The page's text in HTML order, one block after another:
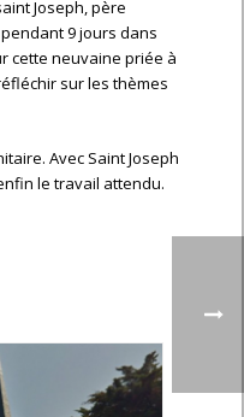
Joseph, père
9 jours dans
cette neuvaine priée à
sur les thèmes
Avec Saint Joseph
le travail attendu.